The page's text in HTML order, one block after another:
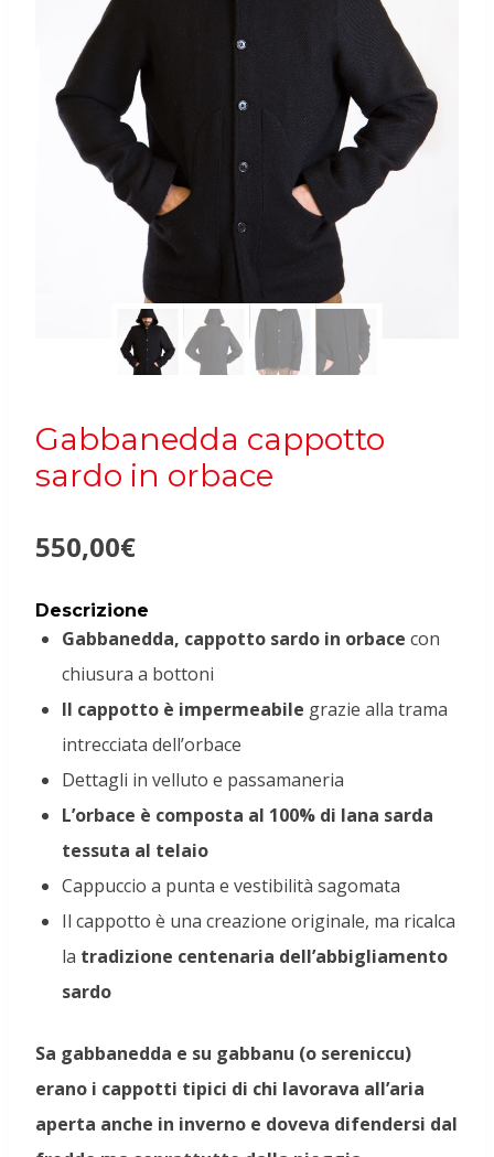
Gabbanedda cappotto
sardo in orbace
550,00€
Descrizione
Gabbanedda, cappotto sardo in orbace con
chiusura a bottoni
Il cappotto è impermeabile grazie alla trama
intrecciata dell’orbace
Dettagli in velluto e passamaneria
L’orbace è composta al 100% di lana sarda
tessuta al telaio
Cappuccio a punta e vestibilità sagomata
Il cappotto è una creazione originale, ma ricalca
la tradizione centenaria dell’abbigliamento
sardo
Sa gabbanedda e su gabbanu (o sereniccu)
erano i cappotti tipici di chi lavorava all’aria
aperta anche in inverno e doveva difendersi dal